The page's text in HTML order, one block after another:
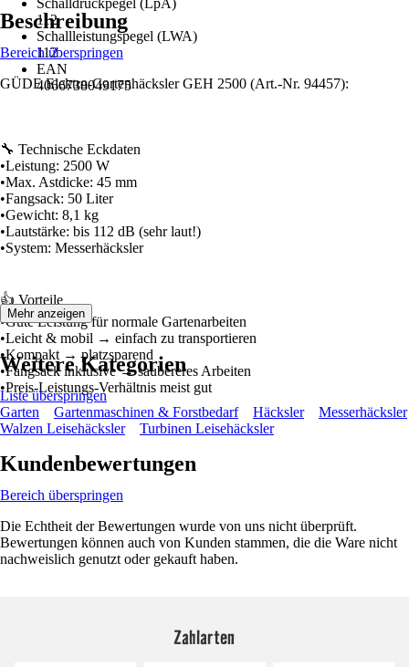
Schalldruckpegel (LpA)
112
Schallleistungspegel (LWA)
112
EAN
4066738049175
Beschreibung
Bereich überspringen
GÜDE Elektro-Gartenhäcksler GEH 2500 (Art.-Nr. 94457):
🔧 Technische Eckdaten
•Leistung: 2500 W
•Max. Astdicke: 45 mm
•Fangsack: 50 Liter
•Gewicht: 8,1 kg
•Lautstärke: bis 112 dB (sehr laut!)
•System: Messerhäcksler
👍 Vorteile
•Gute Leistung für normale Gartenarbeiten
•Leicht & mobil → einfach zu transportieren
•Kompakt → platzsparend
•Fangsack inklusive → saubereres Arbeiten
•Preis-Leistungs-Verhältnis meist gut
Mehr anzeigen
Weitere Kategorien
Liste überspringen
Garten
Gartenmaschinen & Forstbedarf Häcksler
Messerhäcksler
Walzen Leisehäcksler
Turbinen Leisehäcksler
Kundenbewertungen
Bereich überspringen
Die Echtheit der Bewertungen wurde von uns nicht überprüft.
Bewertungen können auch von Kunden stammen, die die Ware nicht
nachweislich genutzt oder gekauft haben.
Zahlarten